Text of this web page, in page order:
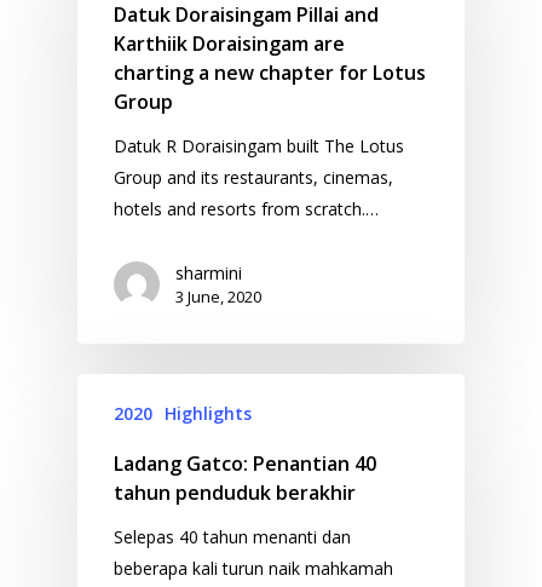
Datuk Doraisingam Pillai and
Karthiik Doraisingam are
charting a new chapter for Lotus
Group
Datuk R Doraisingam built The Lotus
Group and its restaurants, cinemas,
hotels and resorts from scratch.…
sharmini
3 June, 2020
2020 Highlights
Ladang Gatco: Penantian 40
tahun penduduk berakhir
Selepas 40 tahun menanti dan
beberapa kali turun naik mahkamah